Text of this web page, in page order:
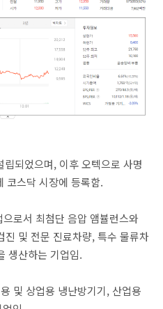
되었으며, 이후 오텍으로 사명
코스닥 시장에 등록함.
로서 최첨단 음압 앰뷸런스와
진 및 전문 진료차량, 특수 물류차
생산하는 기업임.
및 상업용 냉난방기기, 산업용